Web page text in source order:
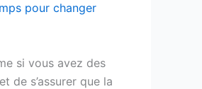
pour changer
si vous avez des
de s’assurer que la